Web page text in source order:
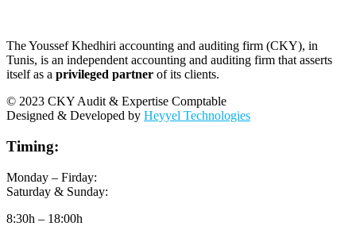
The Youssef Khedhiri accounting and auditing firm (CKY), in
Tunis, is an independent accounting and auditing firm that asserts
itself as a privileged partner of its clients.
© 2023 CKY Audit & Expertise Comptable
Designed & Developed by Heyyel Technologies
Timing:
Monday – Firday:
Saturday & Sunday:
8:30h – 18:00h